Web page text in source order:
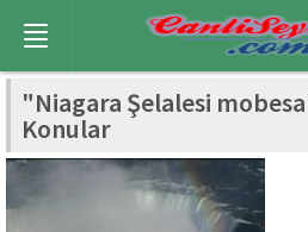
"Niagara Şelalesi
Konular